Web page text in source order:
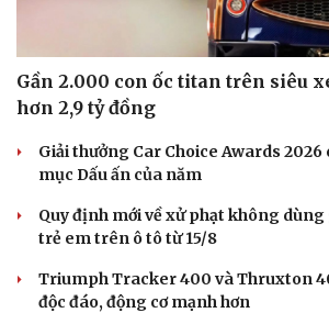
Di sản
Thời
Sao Việt
Gần 2.000 con ốc titan trên siêu
hơn 2,9 tỷ đồng
Giải thưởng Car Choice Awards 2026
mục Dấu ấn của năm
Quy định mới về xử phạt không
trẻ em trên ô tô từ 15/8
Triumph Tracker 400 và Thruxton
độc đáo, động cơ mạnh hơn